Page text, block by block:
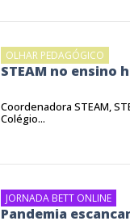
OLHAR PEDAGÓGICO
STEAM no ensino
Coordenadora STEAM,
Colégio...
JORNADA BETT ONLINE
Pandemia